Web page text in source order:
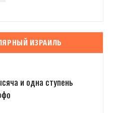
ИЗРАИЛЬ
и одна ступень